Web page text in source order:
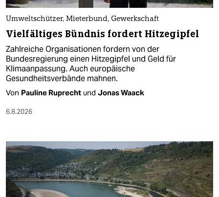
Umweltschützer, Mieterbund, Gewerkschaft
Vielfältiges Bündnis fordert Hitzegipfel
Zahlreiche Organisationen fordern von der
Bundesregierung einen Hitzegipfel und Geld für
Klimaanpassung. Auch europäische
Gesundheitsverbände mahnen.
Von Pauline Ruprecht und Jonas Waack
6.8.2026